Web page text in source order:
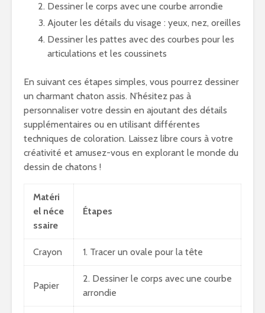
Dessiner le corps avec une courbe arrondie
Ajouter les détails du visage : yeux, nez, oreilles
Dessiner les pattes avec des courbes pour les
articulations et les coussinets
En suivant ces étapes simples, vous pourrez dessiner
un charmant chaton assis. N’hésitez pas à
personnaliser votre dessin en ajoutant des détails
supplémentaires ou en utilisant différentes
techniques de coloration. Laissez libre cours à votre
créativité et amusez-vous en explorant le monde du
dessin de chatons !
Matéri
el néce
ssaire
Étapes
Crayon 1. Tracer un ovale pour la tête
Papier
2. Dessiner le corps avec une courbe
arrondie